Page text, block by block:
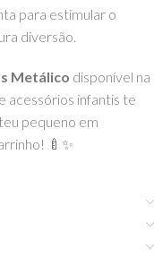
para estimular o
diversão.
Metálico disponível na
acessórios infantis te
pequeno em
🍼✨